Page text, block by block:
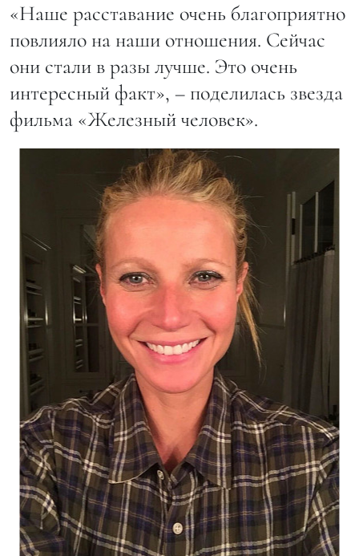
«Наше расставание очень благоприятно
повлияло на наши отношения. Сейчас
они стали в разы лучше. Это очень
интересный факт», – поделилась звезда
фильма «Железный человек».